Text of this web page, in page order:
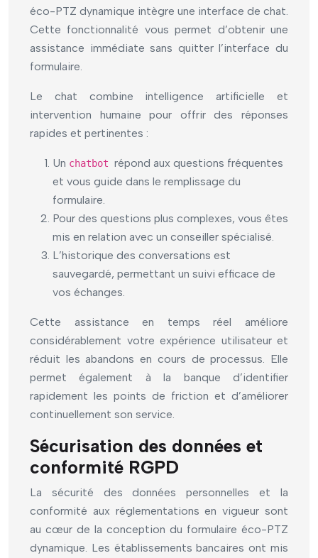
éco-PTZ dynamique intègre une interface de chat.
Cette fonctionnalité vous permet d’obtenir une
assistance immédiate sans quitter l’interface du
formulaire.
Le chat combine intelligence artificielle et
intervention humaine pour offrir des réponses
rapides et pertinentes :
Un chatbot répond aux questions fréquentes
et vous guide dans le remplissage du
formulaire.
Pour des questions plus complexes, vous êtes
mis en relation avec un conseiller spécialisé.
L’historique des conversations est
sauvegardé, permettant un suivi efficace de
vos échanges.
Cette assistance en temps réel améliore
considérablement votre expérience utilisateur et
réduit les abandons en cours de processus. Elle
permet également à la banque d’identifier
rapidement les points de friction et d’améliorer
continuellement son service.
Sécurisation des données et
conformité RGPD
La sécurité des données personnelles et la
conformité aux réglementations en vigueur sont
au cœur de la conception du formulaire éco-PTZ
dynamique. Les établissements bancaires ont mis